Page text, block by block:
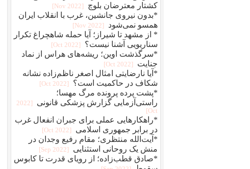
کشتار معترضان بلوچ
[2022 Nov]
*بدون نیروی جانشین، غرب با انقلاب ایران
همسو نمی‌شود
[2022 Nov]
* از مشهد تا شیراز؛ آیا حمله شاهچراغ تکرار
سناریویی آشنا نیست؟
[2022 Oct]
*سرگذشت اوین؛ ریشه‌های هراس از نماد
جنایت
[2022 Oct]
*آیا نارضایتی امثال اصغر ناظم‌زاده نشانه
شکاف در حاکمیت است؟
[2022 Oct]
*پشت پرده پرونده مرگ مهسا؛
راستی‌آزمایی گزارش پزشکی قانونی
[2022
Oct]
*راهکارهایی عملی برای جبران انفعال غرب
در برابر جمهوری اسلامی
[2022 Oct]
*آیت‌الله منتظری؛ مقام رفیع وجدان در
منش یک روحانی استثنایی
[2022 Sep]
*صادق قطب‌زاده؛ از رویای قدرت تا کابوس